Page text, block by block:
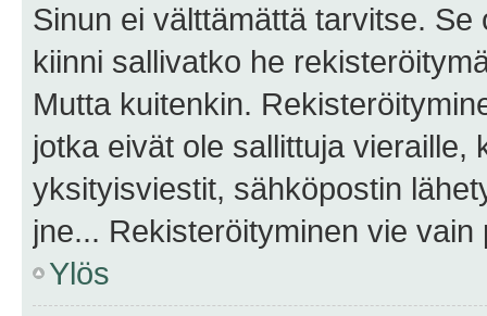
Sinun ei välttämättä tarvitse.
kiinni sallivatko he
Mutta kuitenkin.
jotka eivät ole sallittuja vieraille,
yksityisviestit, sähköpostin
jne... Rekisteröityminen vie
Ylös